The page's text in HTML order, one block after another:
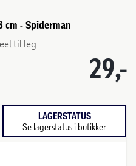
cm - Spiderman
til leg
29,-
LAGERSTATUS
Se lagerstatus i butikker